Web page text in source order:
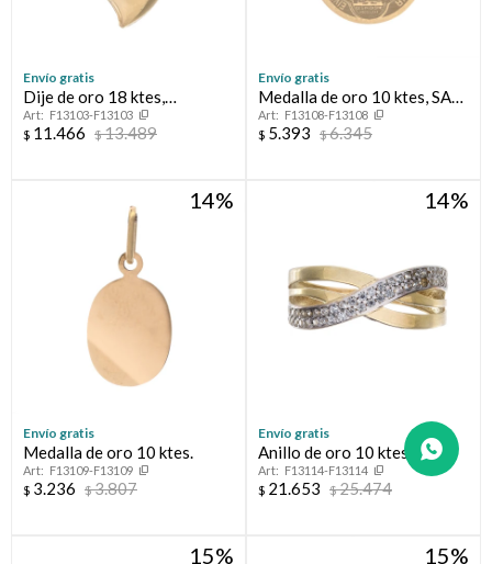
Envío gratis
Dije de oro 18 ktes,
CORAZÓN.
F13103-F13103
$ 11.466 $13.489
Envío gratis
Medalla de oro 10 ktes, SAN
BENITO.
F13108-F13108
$ 5.393 $6.345
14
Envío gratis
Medalla de oro 10 ktes.
F13109-F13109
$ 3.236 $3.807
14
Envío gratis
Anillo de oro 10 ktes con
circonias.
F13114-F13114
$ 21.653 $25.474
15 15